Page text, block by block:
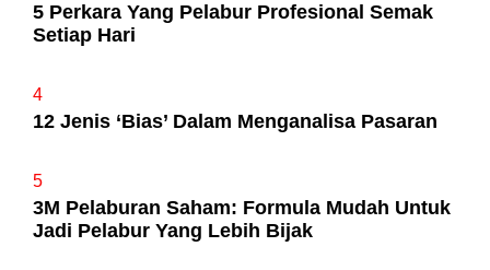
5 Perkara Yang Pelabur Profesional Semak
Setiap Hari
4
12 Jenis ‘Bias’ Dalam Menganalisa Pasaran
5
3M Pelaburan Saham: Formula Mudah Untuk
Jadi Pelabur Yang Lebih Bijak